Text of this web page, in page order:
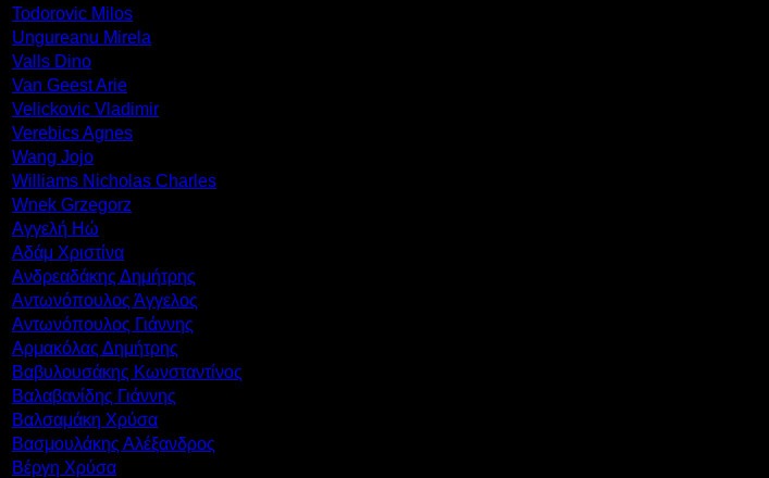
Todorovic Milos
Ungureanu Mirela
Valls Dino
Van Geest Arie
Velickovic Vladimir
Verebics Agnes
Wang Jojo
Williams Nicholas Charles
Wnek Grzegorz
Αγγελή Ηώ
Αδάμ Χριστίνα
Ανδρεαδάκης Δημήτρης
Αντωνόπουλος Άγγελος
Αντωνόπουλος Γιάννης
Αρμακόλας Δημήτρης
Βαβυλουσάκης Κωνσταντίνος
Βαλαβανίδης Γιάννης
Βαλσαμάκη Χρύσα
Βασμουλάκης Αλέξανδρος
Βέργη Χρύσα